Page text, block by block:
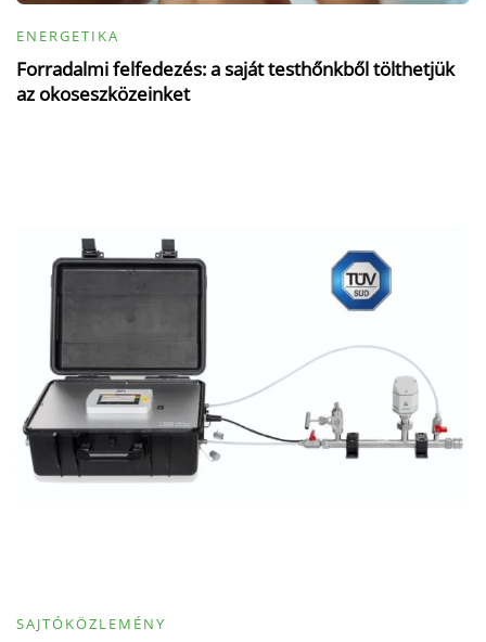
ENERGETIKA
Forradalmi felfedezés: a saját testhőnkből tölthetjük
az okoseszközeinket
SAJTÓKÖZLEMÉNY